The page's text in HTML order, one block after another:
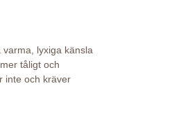
lyxiga känsla
tåligt och
inte och kräver